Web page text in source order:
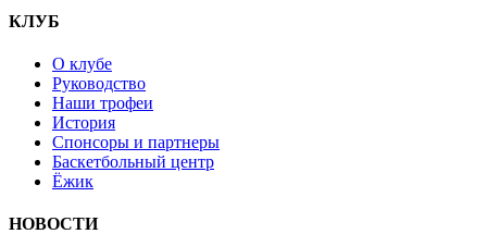
КЛУБ
О клубе
Руководство
Наши трофеи
История
Спонсоры и партнеры
Баскетбольный центр
Ёжик
НОВОСТИ